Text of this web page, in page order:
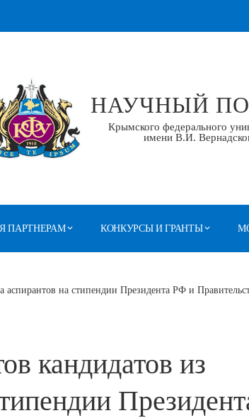
НАУЧНЫЙ
Крымского федерального
имени В.И.
ПАРТНЕРАМ КОНКУРСЫ И ГРАНТЫ
аспирантов на стипендии Президента РФ и
кандидатов из